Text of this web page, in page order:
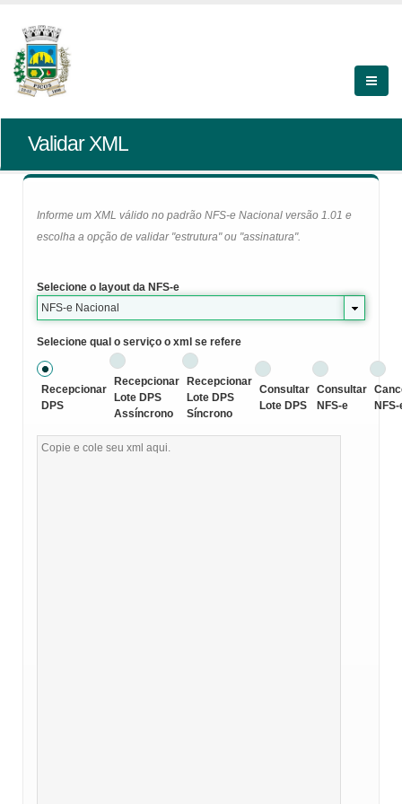
Validar XML
Informe um XML válido no padrão NFS-e Nacional versão 1.01 e
escolha a opção de validar "estrutura" ou "assinatura".
Selecione o layout da NFS-e
NFS-e Nacional
Selecione qual o serviço o xml se refere
Recepcionar
DPS
Recepcionar
Lote DPS
Assíncrono
Recepcionar
Lote DPS
Síncrono
Consultar
Lote DPS
Consultar
NFS-e
NFS-